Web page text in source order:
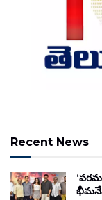
Recent News